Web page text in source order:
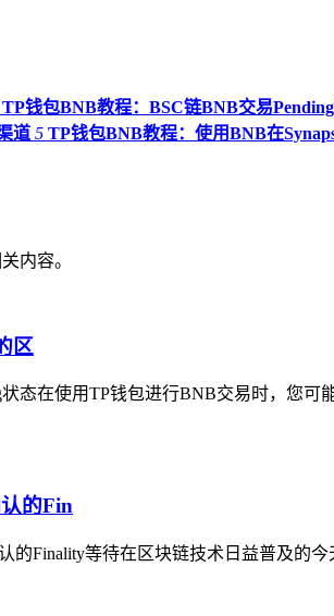
TP钱包BNB教程：BSC链BNB交易
道 5 TP钱包BNB教程：使用BNB在
内容。
区
态在使用TP钱包进行BNB交易时，您可
的Fin
的Finality等待在区块链技术日益普及的